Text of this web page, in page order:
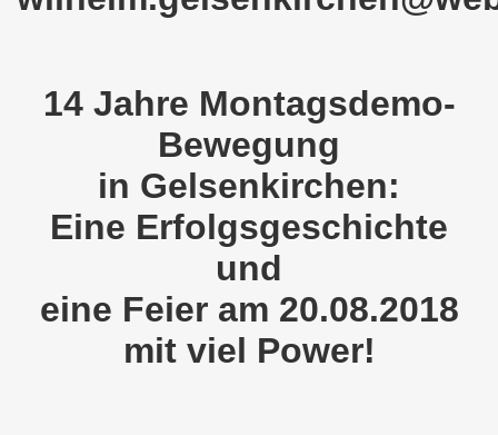
14 Jahre Montagsdemo-
Bewegung
in Gelsenkirchen:
Eine Erfolgsgeschichte
und
eine Feier am 20.08.2018
mit viel Power!
Bewegung am 21.11.2022: Sofortiger Stopp des
Montagsdemo-Bewegung am 14.11.2022 auf dem
Protest gegen die Preissteigerungen und für
am 10.10.2022: "Jin - Jiyan - Azadi -
Herbstdemonstration gegen die Politik der
ruft auf am 10.10.2022 zur Solidarität mit den